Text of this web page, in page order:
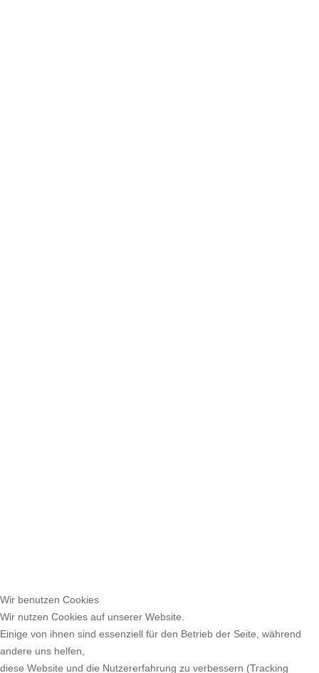
Wir benutzen Cookies
Wir nutzen Cookies auf unserer Website.
Einige von ihnen sind essenziell für den Betrieb der Seite, während
andere uns helfen,
diese Website und die Nutzererfahrung zu verbessern (Tracking